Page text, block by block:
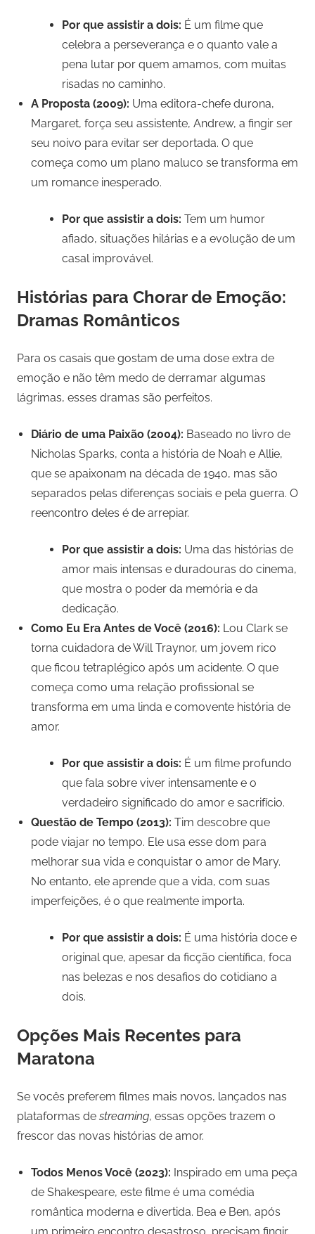
Por que assistir a dois: É um filme que
celebra a perseverança e o quanto vale a
pena lutar por quem amamos, com muitas
risadas no caminho.
A Proposta (2009): Uma editora-chefe durona,
Margaret, força seu assistente, Andrew, a fingir ser
seu noivo para evitar ser deportada. O que
começa como um plano maluco se transforma em
um romance inesperado.
Por que assistir a dois: Tem um humor
afiado, situações hilárias e a evolução de um
casal improvável.
Histórias para Chorar de Emoção:
Dramas Românticos
Para os casais que gostam de uma dose extra de
emoção e não têm medo de derramar algumas
lágrimas, esses dramas são perfeitos.
Diário de uma Paixão (2004): Baseado no livro de
Nicholas Sparks, conta a história de Noah e Allie,
que se apaixonam na década de 1940, mas são
separados pelas diferenças sociais e pela guerra. O
reencontro deles é de arrepiar.
Por que assistir a dois: Uma das histórias de
amor mais intensas e duradouras do cinema,
que mostra o poder da memória e da
dedicação.
Como Eu Era Antes de Você (2016): Lou Clark se
torna cuidadora de Will Traynor, um jovem rico
que ficou tetraplégico após um acidente. O que
começa como uma relação profissional se
transforma em uma linda e comovente história de
amor.
Por que assistir a dois: É um filme profundo
que fala sobre viver intensamente e o
verdadeiro significado do amor e sacrifício.
Questão de Tempo (2013): Tim descobre que
pode viajar no tempo. Ele usa esse dom para
melhorar sua vida e conquistar o amor de Mary.
No entanto, ele aprende que a vida, com suas
imperfeições, é o que realmente importa.
Por que assistir a dois: É uma história doce e
original que, apesar da ficção científica, foca
nas belezas e nos desafios do cotidiano a
dois.
Opções Mais Recentes para
Maratona
Se vocês preferem filmes mais novos, lançados nas
plataformas de streaming, essas opções trazem o
frescor das novas histórias de amor.
Todos Menos Você (2023): Inspirado em uma peça
de Shakespeare, este filme é uma comédia
romântica moderna e divertida. Bea e Ben, após